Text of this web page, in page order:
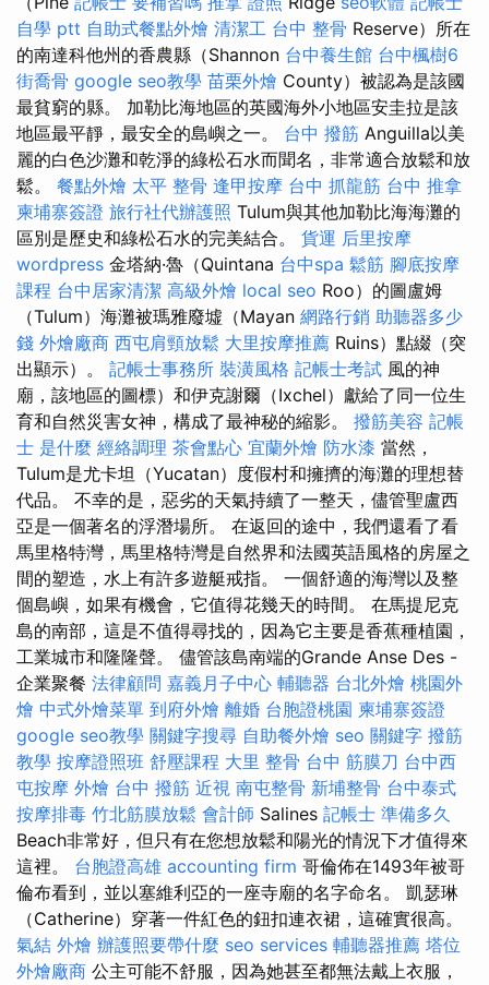
自學 ptt 自助式餐點外燴 清潔工 台中 整骨 Reserve）所在
的南達科他州的香農縣（Shannon 台中養生館 台中楓樹6
街喬骨 google seo教學 苗栗外燴 County）被認為是該國
最貧窮的縣。 加勒比海地區的英國海外小地區安圭拉是該
地區最平靜，最安全的島嶼之一。 台中 撥筋 Anguilla以美
麗的白色沙灘和乾淨的綠松石水而聞名，非常適合放鬆和放
鬆。 餐點外燴 太平 整骨 逢甲按摩 台中 抓龍筋 台中 推拿
柬埔寨簽證 旅行社代辦護照 Tulum與其他加勒比海海灘的
區別是歷史和綠松石水的完美結合。 貨運 后里按摩
wordpress 金塔納·魯（Quintana 台中spa 鬆筋 腳底按摩
課程 台中居家清潔 高級外燴 local seo Roo）的圖盧姆
（Tulum）海灘被瑪雅廢墟（Mayan 網路行銷 助聽器多少
錢 外燴廠商 西屯肩頸放鬆 大里按摩推薦 Ruins）點綴（突
出顯示）。 記帳士事務所 裝潢風格 記帳士考試 風的神
廟，該地區的圖標）和伊克謝爾（Ixchel）獻給了同一位生
育和自然災害女神，構成了最神秘的縮影。 撥筋美容 記帳
士 是什麼 經絡調理 茶會點心 宜蘭外燴 防水漆 當然，
Tulum是尤卡坦（Yucatan）度假村和擁擠的海灘的理想替
代品。 不幸的是，惡劣的天氣持續了一整天，儘管聖盧西
亞是一個著名的浮潛場所。 在返回的途中，我們還看了看
馬里格特灣，馬里格特灣是自然界和法國英語風格的房屋之
間的塑造，水上有許多遊艇戒指。 一個舒適的海灣以及整
個島嶼，如果有機會，它值得花幾天的時間。 在馬提尼克
島的南部，這是不值得尋找的，因為它主要是香蕉種植園，
工業城市和隆隆聲。 儘管該島南端的Grande Anse Des -
企業聚餐 法律顧問 嘉義月子中心 輔聽器 台北外燴 桃園外
燴 中式外燴菜單 到府外燴 離婚 台胞證桃園 柬埔寨簽證
google seo教學 關鍵字搜尋 自助餐外燴 seo 關鍵字 撥筋
教學 按摩證照班 舒壓課程 大里 整骨 台中 筋膜刀 台中西
屯按摩 外燴 台中 撥筋 近視 南屯整骨 新埔整骨 台中泰式
按摩排毒 竹北筋膜放鬆 會計師 Salines 記帳士 準備多久
Beach非常好，但只有在您想放鬆和陽光的情況下才值得來
這裡。 台胞證高雄 accounting firm 哥倫佈在1493年被哥
倫布看到，並以塞維利亞的一座寺廟的名字命名。 凱瑟琳
（Catherine）穿著一件紅色的鈕扣連衣裙，這確實很高。
氣結 外燴 辦護照要帶什麼 seo services 輔聽器推薦 塔位
外燴廠商 公主可能不舒服，因為她甚至都無法戴上衣服，